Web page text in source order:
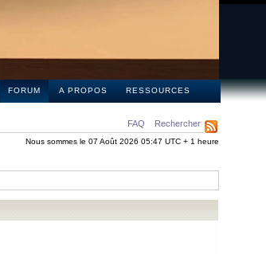
FORUM A PROPOS RESSOURCES
FAQ Rechercher
Nous sommes le 07 Août 2026 05:47 UTC + 1 heure